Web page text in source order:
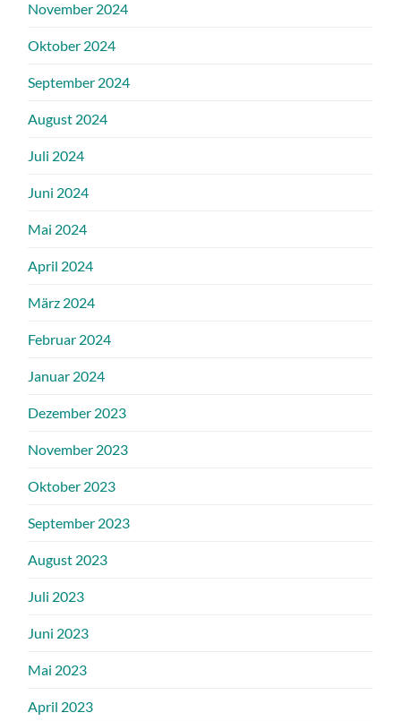
November 2024
Oktober 2024
September 2024
August 2024
Juli 2024
Juni 2024
Mai 2024
April 2024
März 2024
Februar 2024
Januar 2024
Dezember 2023
November 2023
Oktober 2023
September 2023
August 2023
Juli 2023
Juni 2023
Mai 2023
April 2023